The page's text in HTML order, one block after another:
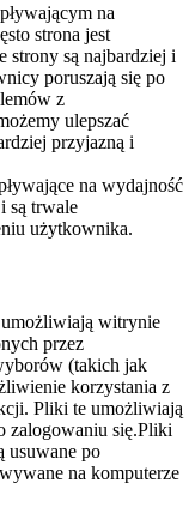
na
strona jest
strony są najbardziej i
poruszają się po
z
ulepszać
przyjazną i
na wydajność
są trwale
użytkownika.
witrynie
przez
(takich jak
korzystania z
Pliki te umożliwiają
zalogowaniu się.Pliki
usuwane po
na komputerze